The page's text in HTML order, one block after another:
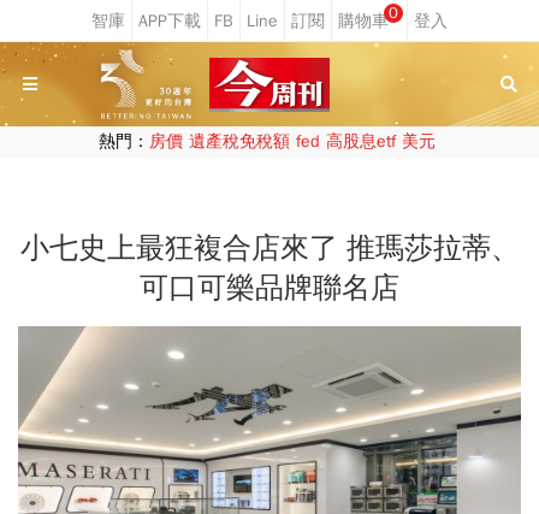
0
熱門： 房價 遺產稅免稅額 fed 高股息etf 美元
小七史上最狂複合店來了 推瑪莎拉蒂、
可口可樂品牌聯名店